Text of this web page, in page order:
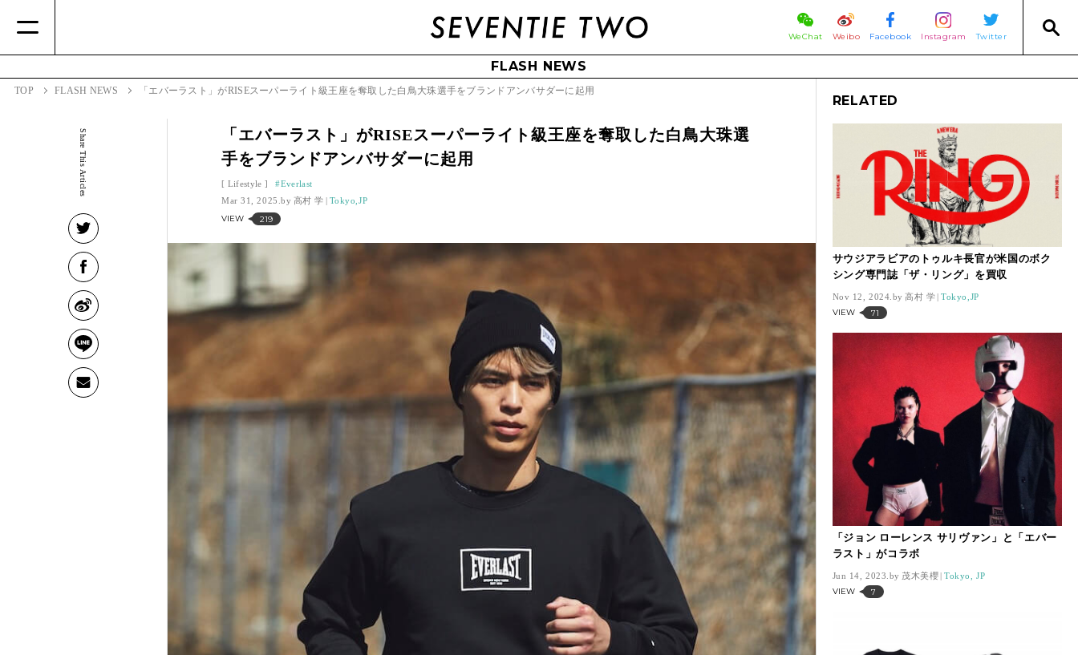
WeChat Weibo Facebook Instagram Twitter
FLASH NEWS
TOP FLASH NEWS 「エバーラスト」がRISEスーパーライト級王座を奪取した白鳥大珠選手をブランドアンバサダーに起用
Share This Articles
「エバーラスト」がRISEスーパーライト級王座を奪取した白鳥大珠選
手をブランドアンバサダーに起用
Lifestyle
Everlast
Mar 31, 2025.
高村 学 Tokyo,JP
VIEW 219
RELATED
サウジアラビアのトゥルキ長官が米国のボク
シング専門誌「ザ・リング」を買収
Nov 12, 2024. 高村 学 Tokyo,JP
VIEW 71
「ジョン ローレンス サリヴァン」と「エバー
ラスト」がコラボ
Jun 14, 2023. 茂木美櫻 Tokyo, JP
VIEW 7